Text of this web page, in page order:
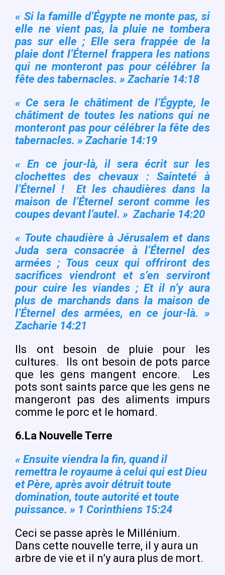
« Si la famille d’Égypte ne monte pas, si
elle ne vient pas, la pluie ne tombera
pas sur elle ; Elle sera frappée de la
plaie dont l’Éternel frappera les nations
qui ne monteront pas pour célébrer la
fête des tabernacles. » Zacharie 14:18
« Ce sera le châtiment de l’Égypte, le
châtiment de toutes les nations qui ne
monteront pas pour célébrer la fête des
tabernacles. » Zacharie 14:19
« En ce jour-là, il sera écrit sur les
clochettes des chevaux : Sainteté à
l’Éternel ! Et les chaudières dans la
maison de l’Éternel seront comme les
coupes devant l’autel. » Zacharie 14:20
« Toute chaudière à Jérusalem et dans
Juda sera consacrée à l’Éternel des
armées ; Tous ceux qui offriront des
sacrifices viendront et s’en serviront
pour cuire les viandes ; Et il n’y aura
plus de marchands dans la maison de
l’Éternel des armées, en ce jour-là. »
Zacharie 14:21
Ils ont besoin de pluie pour les
cultures.
Ils ont besoin de pots parce
que les gens mangent encore.
Les
pots sont saints parce que les gens ne
mangeront pas des aliments impurs
comme le porc et le homard.
6. La Nouvelle Terre
« Ensuite viendra la fin, quand il
remettra le royaume à celui qui est Dieu
et Père, après avoir détruit toute
domination, toute autorité et toute
puissance. » 1 Corinthiens 15:24
Ceci se passe après le Millénium.
Dans cette nouvelle terre, il y aura un
arbre de vie et il n’y aura plus de mort.